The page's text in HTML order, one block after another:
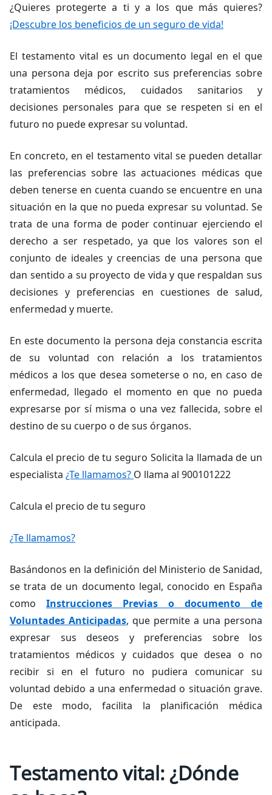
¿Quieres protegerte a ti y a los que más quieres?
¡Descubre los beneficios de un seguro de vida!
El testamento vital es un documento legal en el que
una persona deja por escrito sus preferencias sobre
tratamientos médicos, cuidados sanitarios y
decisiones personales para que se respeten si en el
futuro no puede expresar su voluntad.
En concreto, en el testamento vital se pueden detallar
las preferencias sobre las actuaciones médicas que
deben tenerse en cuenta cuando se encuentre en una
situación en la que no pueda expresar su voluntad. Se
trata de una forma de poder continuar ejerciendo el
derecho a ser respetado, ya que los valores son el
conjunto de ideales y creencias de una persona que
dan sentido a su proyecto de vida y que respaldan sus
decisiones y preferencias en cuestiones de salud,
enfermedad y muerte.
En este documento la persona deja constancia escrita
de su voluntad con relación a los tratamientos
médicos a los que desea someterse o no, en caso de
enfermedad, llegado el momento en que no pueda
expresarse por sí misma o una vez fallecida, sobre el
destino de su cuerpo o de sus órganos.
Calcula el precio de tu seguro Solicita la llamada de un
especialista ¿Te llamamos? O llama al 900101222
Calcula el precio de tu seguro
¿Te llamamos?
Basándonos en la definición del Ministerio de Sanidad,
se trata de un documento legal, conocido en España
como
Instrucciones Previas o documento de
Voluntades Anticipadas, que permite a una persona
expresar sus deseos y preferencias sobre los
tratamientos médicos y cuidados que desea o no
recibir si en el futuro no pudiera comunicar su
voluntad debido a una enfermedad o situación grave.
De este modo, facilita la planificación médica
anticipada.
Testamento vital: ¿Dónde